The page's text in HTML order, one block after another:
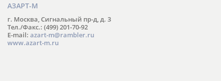
АЗАРТ-М
г. Москва, Сигнальный пр-д, д. 3
Тел./Факс.: (499) 201-70-92
E-mail: azart-m@rambler.ru
www.azart-m.ru